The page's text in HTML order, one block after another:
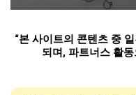
“본 사이트의 콘텐츠 중
되며, 파트너스 활